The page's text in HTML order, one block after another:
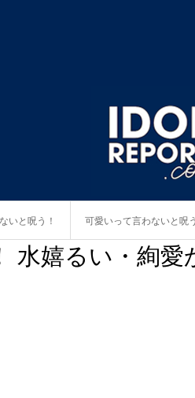
いと呪う！ 可愛いって言わないと呪
水嬉るい・絢愛